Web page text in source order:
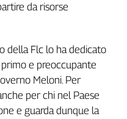
da risorse
della Flc lo ha dedicato
primo e preoccupante
Meloni. Per
per chi nel Paese
e guarda dunque la